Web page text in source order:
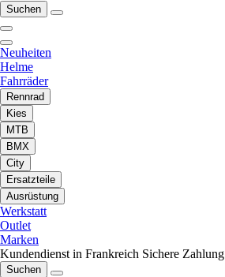
Suchen
Neuheiten
Helme
Fahrräder
Rennrad
Kies
MTB
BMX
City
Ersatzteile
Ausrüstung
Werkstatt
Outlet
Marken
Kundendienst in Frankreich Sichere Zahlung
Suchen